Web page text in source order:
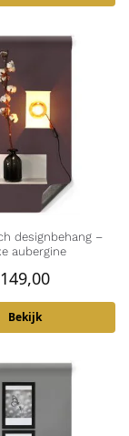
designbehang –
aubergine
149,00
Bekijk